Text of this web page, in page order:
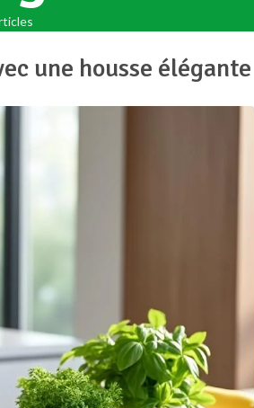
une housse élégante